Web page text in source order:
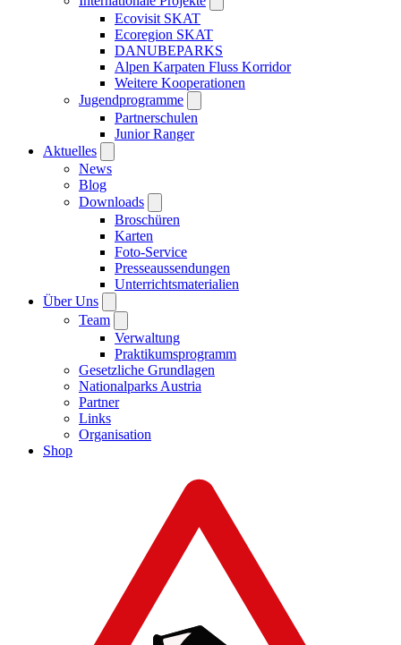
Ecovisit SKAT
Ecoregion SKAT
DANUBEPARKS
Alpen Karpaten Fluss Korridor
Weitere Kooperationen
Jugendprogramme
Partnerschulen
Junior Ranger
Aktuelles
News
Blog
Downloads
Broschüren
Karten
Foto-Service
Presseaussendungen
Unterrichtsmaterialien
Über Uns
Team
Verwaltung
Praktikumsprogramm
Gesetzliche Grundlagen
Nationalparks Austria
Partner
Links
Organisation
Shop